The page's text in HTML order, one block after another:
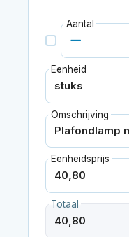
Aantal
Eenheid
Omschrijving
Eenheidsprijs
Totaal